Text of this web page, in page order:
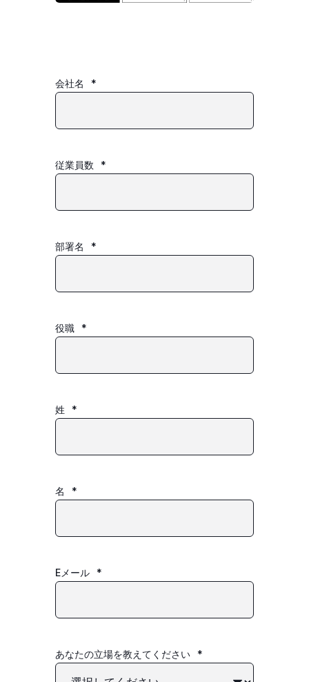
会社名 *
従業員数 *
部署名 *
役職 *
姓 *
名 *
Eメール *
あなたの立場を教えてください *